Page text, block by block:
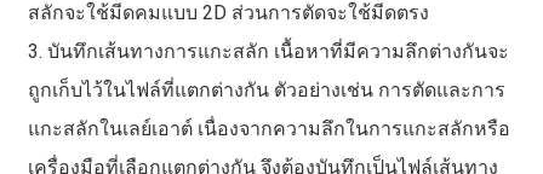
สลักจะใช้มีดคมแบบ 2D ส่วนการตัดจะใช้มีดตรง
3. บันทึกเส้นทางการแกะสลัก เนื้อหาที่มีความลึกต่างกันจะ
ถูกเก็บไว้ในไฟล์ที่แตกต่างกัน ตัวอย่างเช่น การตัดและการ
แกะสลักในเลย์เอาต์ เนื่องจากความลึกในการแกะสลักหรือ
เครื่องมือที่เลือกแตกต่างกัน จึงต้องบันทึกเป็นไฟล์เส้นทาง